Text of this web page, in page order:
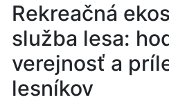
Rekreačná
služba lesa:
verejnosť a
lesníkov